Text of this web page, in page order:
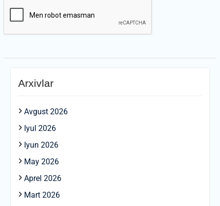
Arxivlar
Avgust 2026
Iyul 2026
Iyun 2026
May 2026
Aprel 2026
Mart 2026